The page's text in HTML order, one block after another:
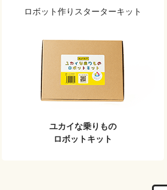
ロボット作り スターターキット
ユカイな乗りもの
ロボットキット